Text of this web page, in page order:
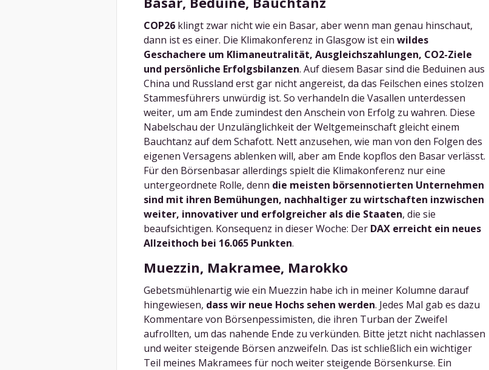
COP26 klingt zwar nicht wie ein Basar, aber wenn man genau hinschaut,
dann ist es einer. Die Klimakonferenz in Glasgow ist ein wildes
Geschachere um Klimaneutralität, Ausgleichszahlungen, CO2-Ziele
und persönliche Erfolgsbilanzen. Auf diesem Basar sind die Beduinen aus
China und Russland erst gar nicht angereist, da das Feilschen eines stolzen
Stammesführers unwürdig ist. So verhandeln die Vasallen unterdessen
weiter, um am Ende zumindest den Anschein von Erfolg zu wahren. Diese
Nabelschau der Unzulänglichkeit der Weltgemeinschaft gleicht einem
Bauchtanz auf dem Schafott. Nett anzusehen, wie man von den Folgen des
eigenen Versagens ablenken will, aber am Ende kopflos den Basar verlässt.
Für den Börsenbasar allerdings spielt die Klimakonferenz nur eine
untergeordnete Rolle, denn die meisten börsennotierten Unternehmen
sind mit ihren Bemühungen, nachhaltiger zu wirtschaften inzwischen
weiter, innovativer und erfolgreicher als die Staaten, die sie
beaufsichtigen. Konsequenz in dieser Woche: Der DAX erreicht ein neues
Allzeithoch bei 16.065 Punkten.
Muezzin, Makramee, Marokko
Gebetsmühlenartig wie ein Muezzin habe ich in meiner Kolumne darauf
hingewiesen, dass wir neue Hochs sehen werden. Jedes Mal gab es dazu
Kommentare von Börsenpessimisten, die ihren Turban der Zweifel
aufrollten, um das nahende Ende zu verkünden. Bitte jetzt nicht nachlassen
und weiter steigende Börsen anzweifeln. Das ist schließlich ein wichtiger
Teil meines Makramees für noch weiter steigende Börsenkurse. Ein